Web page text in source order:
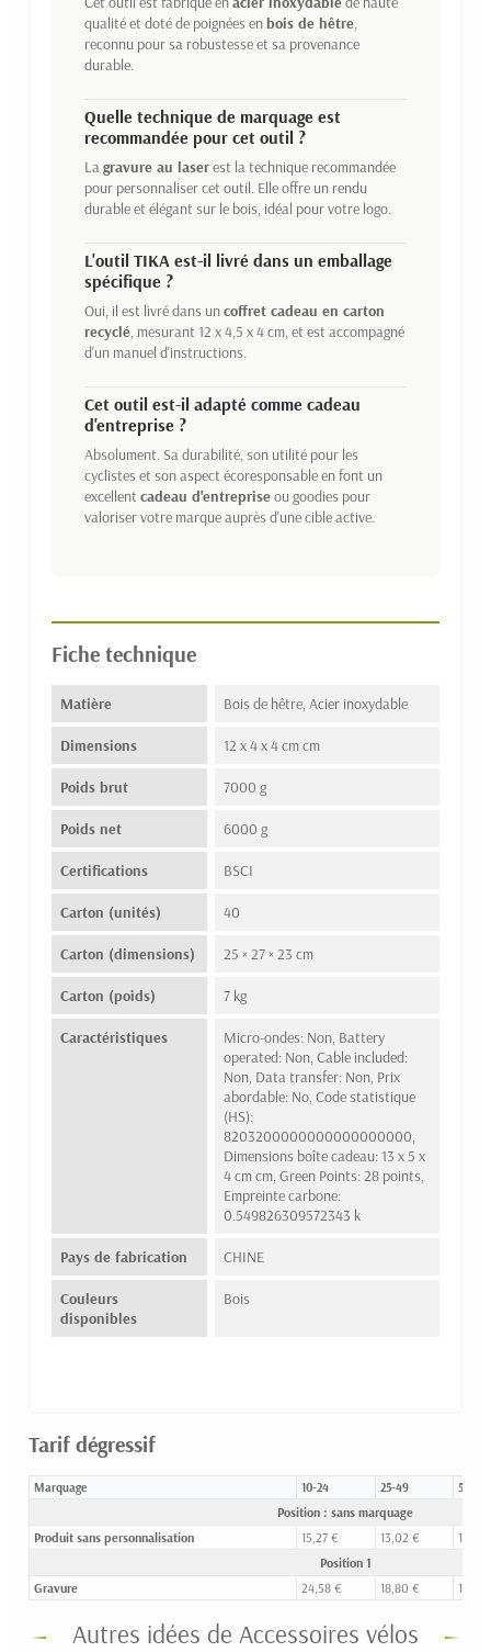
qualité et doté de poignées enbois de hêtre,
reconnu pour sa robustesse et sa provenance
durable.
Quelle technique de marquage est
recommandée pour cet outil ?
Lagravure au laserest la technique recommandée
pour personnaliser cet outil. Elle offre un rendu
durable et élégant sur le bois, idéal pour votre logo.
L'outil TIKA est-il livré dans un emballage
spécifique ?
Oui, il est livré dans uncoffret cadeau en carton
recyclé, mesurant 12 x 4,5 x 4 cm, et est accompagné
d'un manuel d'instructions.
Cet outil est-il adapté comme cadeau
d'entreprise ?
Absolument. Sa durabilité, son utilité pour les
cyclistes et son aspect écoresponsable en font un
excellent cadeau d'entrepriseou goodies pour
valoriser votre marque auprès d'une cible active.
Fiche technique
Matière Bois de hêtre, Acier inoxydable
Dimensions 12 x 4 x 4 cm cm
Poids brut 7000 g
Poids net 6000 g
Certifications BSCI
Carton (unités) 40
Carton (dimensions) 25 × 27 × 23 cm
Carton (poids) 7 kg
Caractéristiques
Micro-ondes: Non, Battery
operated: Non, Cable included:
Non, Data transfer: Non, Prix
abordable: No, Code statistique
(HS):
8203200000000000000000,
Dimensions boîte cadeau: 13 x 5 x
4 cm cm, Green Points: 28 points,
Empreinte carbone:
0.549826309572343 k
Pays de fabrication CHINE
Couleurs
disponibles
Bois
Tarif dégressif
Marquage 10-24 25-49 50-99
Position : sans marquage
Produit sans personnalisation
15,27 € 13,02 €
12,14
Position 1
Gravure
24,58 € 18,80 € 16,36
Autres idées de Accessoires vélos